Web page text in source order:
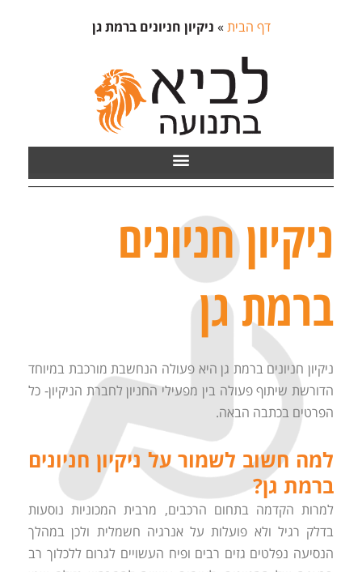
דף הבית»ניקיון חניונים ברמת גן
ניקיון חניונים
ברמת גן
ניקיון חניונים ברמת גן היא פעולה הנחשבת מורכבת במיוחד
הדורשת שיתוף פעולה בין מפעילי החניון לחברת הניקיון- כל
הפרטים בכתבה הבאה.
למה חשוב לשמור על ניקיון חניונים
ברמת גן?
למרות הקדמה בתחום הרכבים, מרבית המכוניות נוסעות
בדלק רגיל ולא פועלות על אנרגיה חשמלית ולכן במהלך
הנסיעה נפלטים גזים רבים ופיח העשויים לגרום ללכלוך רב